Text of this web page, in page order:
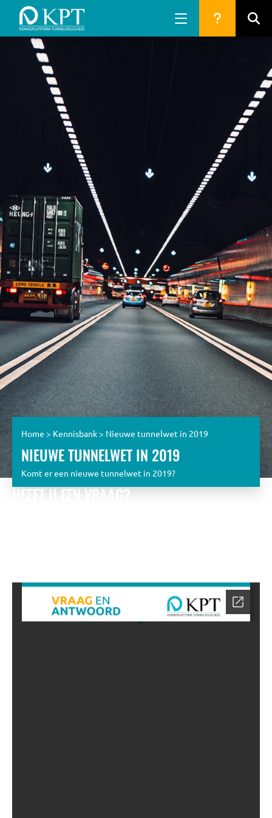
Home > Kennisbank> Nieuwe tunnelwet in 2019
NIEUWE TUNNELWET IN 2019
Komt er een nieuwe tunnelwet in 2019?
HEEFT U EEN VRAAG?